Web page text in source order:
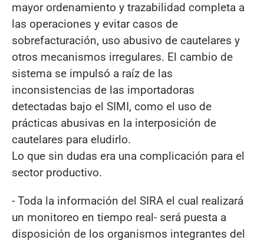
mayor ordenamiento y trazabilidad completa a
las operaciones y evitar casos de
sobrefacturación, uso abusivo de cautelares y
otros mecanismos irregulares. El cambio de
sistema se impulsó a raíz de las
inconsistencias de las importadoras
detectadas bajo el SIMI, como el uso de
prácticas abusivas en la interposición de
cautelares para eludirlo.
Lo que sin dudas era una complicación para el
sector productivo.
- Toda la información del SIRA el cual realizará
un monitoreo en tiempo real- será puesta a
disposición de los organismos integrantes del